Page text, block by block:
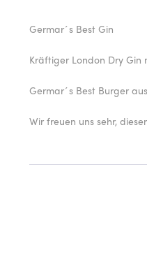
Germar´s Best Gin
Kräftiger London Dry Gin
Germar´s Best Burger
Wir freuen uns sehr,